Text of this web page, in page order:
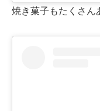
焼き菓子もたくさん